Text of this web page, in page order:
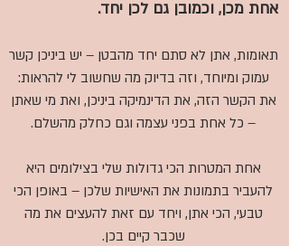
אחת מכן, וכמובן גם לכן יחד.
תאומות, אתן לא סתם יחד מהבטן – יש ביניכן קשר
עמוק ומיוחד, וזה בדיוק מה שחשוב לי להראות:
את הקשר הזה, את הדינמיקה ביניכן, ואת מי שאתן
– כל אחת בפני עצמה וגם כחלק מהשלם.
אחת המטרות הכי גדולות שלי בצילומים היא
להעביר בתמונות את האישיות שלכן – באופן הכי
טבעי, הכי אתן, ויחד עם זאת להעצים את מה
שכבר קיים בכן.